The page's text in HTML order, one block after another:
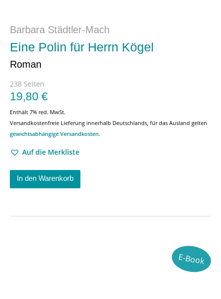
Barbara Städtler-Mach
Eine Polin für Herrn Kögel
Roman
238 Seiten
19,80 €
Enthält 7% red. MwSt.
Versandkostenfreie Lieferung innerhalb Deutschlands, für das Ausland gelten
gewichtsabhängige Versandkosten.
Auf die Merkliste
In den Warenkorb
E-Book